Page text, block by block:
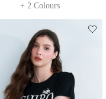
+ 2 Colours